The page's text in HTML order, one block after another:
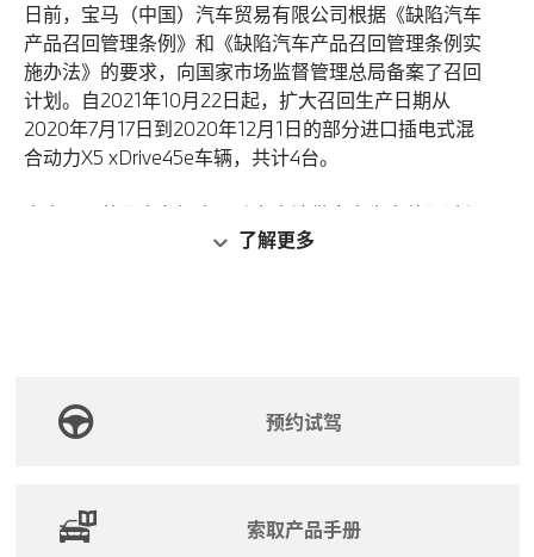
日前，宝马（中国）汽车贸易有限公司根据《缺陷汽车
产品召回管理条例》和《缺陷汽车产品召回管理条例实
施办法》的要求，向国家市场监督管理总局备案了召回
计划。自2021年10月22日起，扩大召回生产日期从
2020年7月17日到2020年12月1日的部分进口插电式混
合动力X5 xDrive45e车辆，共计4台。
本次召回范围内车辆由于动力电池供应商生产装配过程
中的失误，一些微小焊渣可能留存在电池单元壳体内未
电池模块，对召回范围内车辆动力电池内属于缺陷批次
的电池模块进行更换，以消除安全隐患。
器（充电墙盒、充电桩、便携式充电器等）对车辆进行
了解更多
预约试驾
索取产品手册